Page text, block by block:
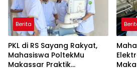
Berita
PKL di RS Sayang Rakyat,
Mahasiswa PoltekMu
Makassar Praktik